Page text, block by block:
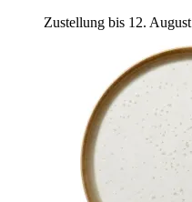
Zustellung bis 12. August